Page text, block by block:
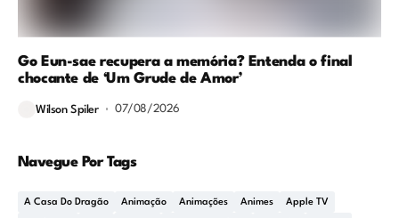
Go Eun-sae recupera a memória? Entenda o final
chocante de ‘Um Grude de Amor’
Wilson Spiler 07/08/2026
Navegue Por Tags
A Casa Do Dragão Animação Animações Animes Apple TV